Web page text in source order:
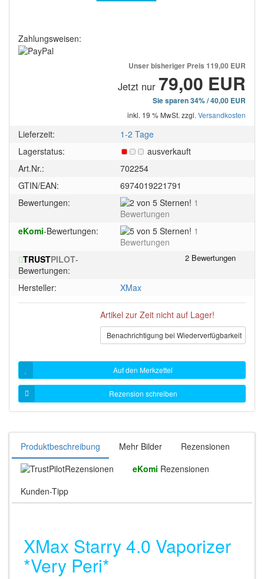
Zahlungsweisen:
Unser bisheriger Preis 119,00 EUR
Jetzt nur 79,00 EUR
Sie sparen 34% / 40,00 EUR
inkl. 19 % MwSt. zzgl. Versandkosten
Lieferzeit:
1-2 Tage
Lagerstatus:
ausverkauft
Art.Nr.:
702254
GTIN/EAN:
6974019221791
Bewertungen:
2
Sternen!
1
Bewertungen
eKomi-Bewertungen:
5
5
Sternen!
1
Bewertungen
TRUSTPILOT-
Bewertungen:
Hersteller:
XMax
Artikel zur Zeit nicht auf Lager!
Benachrichtigung bei Wiederverfügbarkeit
Auf den Merkzettel
Rezension schreiben
Produktbeschreibung Mehr Bilder
Rezensionen
Rezensionen
eKomi Rezensionen
Kunden-Tipp
XMax Starry 4.0 Vaporizer
*Very Peri*